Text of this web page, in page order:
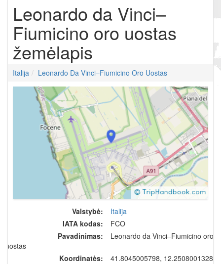
Leonardo da Vinci–
Fiumicino oro uostas
žemėlapis
Italija Leonardo Da Vinci–Fiumicino Oro Uostas
Valstybė:
Italija
IATA kodas:
FCO
Pavadinimas:
Leonardo da Vinci–Fiumicino oro
uostas
Koordinatės:
41.8045005798, 12.2508001328